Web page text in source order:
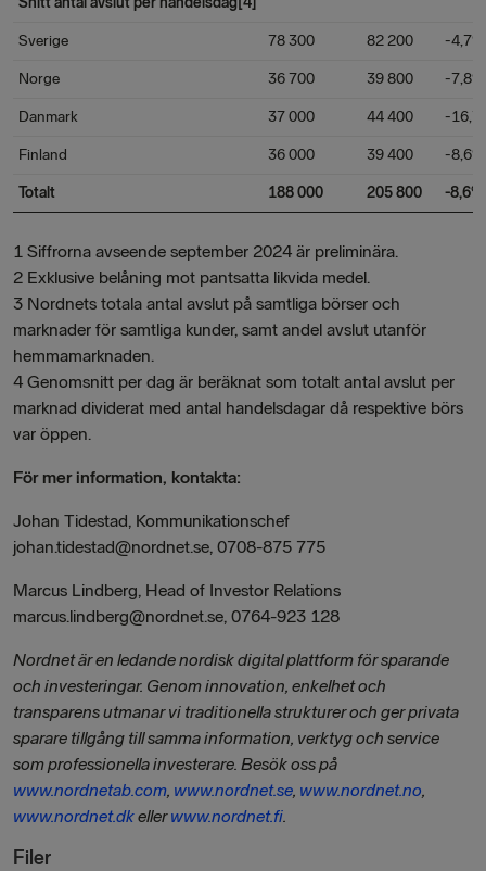
Sverige 78 300 82 200 -4,7%
Norge 36 700 39 800 -7,8%
Danmark 37 000 44 400 -
Finland 36 000 39 400 -8,6%
Totalt 188 000 205 800 -8,6%
1 Siffrorna avseende september 2024 är preliminära.
2 Exklusive belåning mot pantsatta likvida medel.
3 Nordnets totala antal avslut på samtliga börser och
marknader för samtliga kunder, samt andel avslut utanför
hemmamarknaden.
4 Genomsnitt per dag är beräknat som totalt antal avslut per
marknad dividerat med antal handelsdagar då respektive börs
var öppen.
För mer information, kontakta:
Johan Tidestad, Kommunikationschef
johan.tidestad@nordnet.se, 0708-875 775
Marcus Lindberg, Head of Investor Relations
marcus.lindberg@nordnet.se, 0764-923 128
Nordnet är en ledande nordisk digital plattform för sparande
och investeringar. Genom innovation, enkelhet och
transparens utmanar vi traditionella strukturer och ger privata
sparare tillgång till samma information, verktyg och service
som professionella investerare. Besök oss på
www.nordnetab.com, www.nordnet.se, www.nordnet.no,
www.nordnet.dkellerwww.nordnet.fi.
Filer